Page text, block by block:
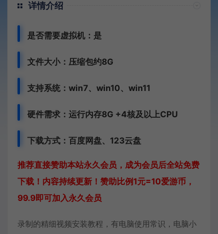
详情介绍
是否需要虚拟机：是
文件大小：压缩包约8G
支持系统：win7、win10、win11
硬件需求：运行内存8G +4核及以上CPU
下载方式： 百度网盘、 123云盘
推荐直接赞助本站永久会员，成为会员后全站免费
下载！内容持续更新！赞助比例1元=10爱游币，
99.9即可加入永久会员
录制的精细视频安装教程，有电脑使用常识，电脑小